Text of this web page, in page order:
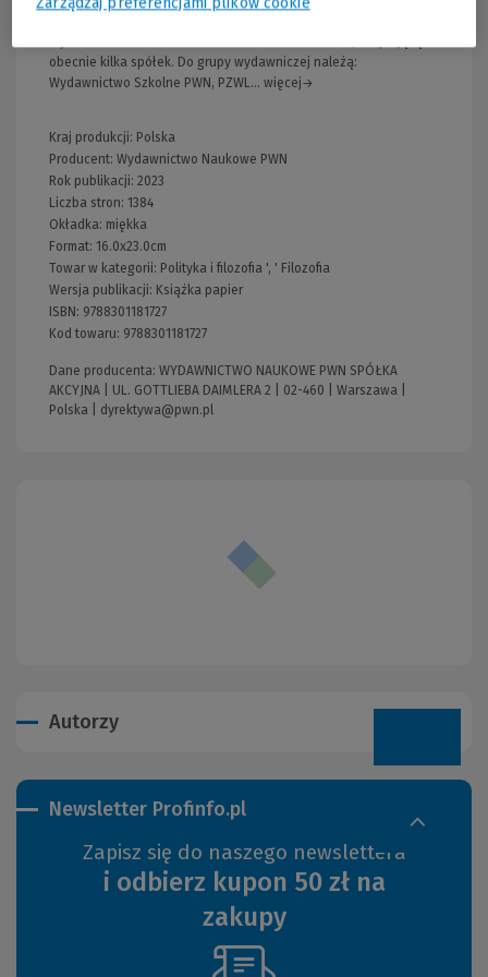
obecnie kilka spółek. Do grupy wydawniczej należą:
Wydawnictwo Szkolne PWN, PZWL... więcej→
Kraj produkcji: Polska
Producent: Wydawnictwo Naukowe PWN
Rok publikacji: 2023
Liczba stron: 1384
Okładka: miękka
Format: 16.0x23.0cm
Towar w kategorii: Polityka i filozofia ', ' Filozofia
Wersja publikacji: Książka papier
ISBN: 9788301181727
Kod towaru: 9788301181727
Dane producenta: WYDAWNICTWO NAUKOWE PWN SPÓŁKA
AKCYJNA | UL. GOTTLIEBA DAIMLERA 2 | 02-460 | Warszawa |
Polska | dyrektywa@pwn.pl
Autorzy
Newsletter Profinfo.pl
Zapisz się do naszego newslettera
i odbierz kupon 50 zł na
zakupy